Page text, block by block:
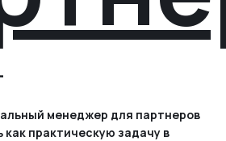
менеджер для партнеров
практическую задачу в